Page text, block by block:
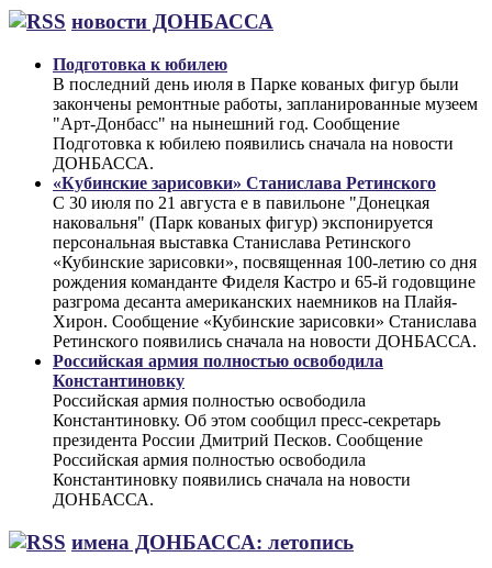
новости ДОНБАССА
Подготовка к юбилею
В последний день июля в Парке кованых фигур были
закончены ремонтные работы, запланированные музеем
"Арт-Донбасс" на нынешний год. Сообщение
Подготовка к юбилею появились сначала на новости
ДОНБАССА.
«Кубинские зарисовки» Станислава Ретинского
С 30 июля по 21 августа е в павильоне "Донецкая
наковальня" (Парк кованых фигур) экспонируется
персональная выставка Станислава Ретинского
«Кубинские зарисовки», посвященная 100-летию со дня
рождения команданте Фиделя Кастро и 65-й годовщине
разгрома десанта американских наемников на Плайя-
Хирон. Сообщение «Кубинские зарисовки» Станислава
Ретинского появились сначала на новости ДОНБАССА.
Российская армия полностью освободила
Константиновку
Российская армия полностью освободила
Константиновку. Об этом сообщил пресс-секретарь
президента России Дмитрий Песков. Сообщение
Российская армия полностью освободила
Константиновку появились сначала на новости
ДОНБАССА.
имена ДОНБАССА: летопись